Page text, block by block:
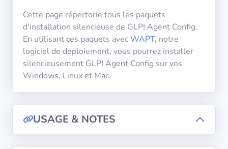
Liste de
diffusion
Politiques de
confidentialité
CGU
Copyright
Cette page répertorie tous les paquets
d'installation silencieuse de GLPI Agent Config.
En utilisant ces paquets avecWAPT, notre
logiciel de déploiement, vous pourrez installer
silencieusement GLPI Agent Config sur vos
Windows, Linux et Mac.
USAGE & NOTES